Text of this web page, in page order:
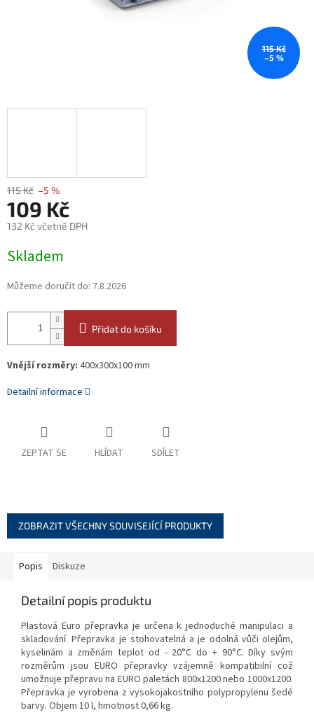
115 Kč
–5 %
115 Kč –5 %
109 Kč
132 Kč včetně DPH
cena:
Skladem
Můžeme doručit do: 7.8.2026
Přidat do košíku
Vnější rozměry: 400x300x100 mm
Detailní informace
ZEPTAT SE HLÍDAT SDÍLET
ZOBRAZIT VŠECHNY SOUVISEJÍCÍ PRODUKTY
Popis Diskuze
Detailní popis produktu
Plastová Euro přepravka je určena k jednoduché manipulaci a
skladování. Přepravka je stohovatelná a je odolná vůči olejům,
kyselinám a změnám teplot od - 20°C do + 90°C. Díky svým
rozměrům jsou EURO přepravky vzájemně kompatibilní což
umožnuje přepravu na EURO paletách 800x1200 nebo 1000x1200.
Přepravka je vyrobena z vysokojakostního polypropylenu šedé
barvy. Objem 10 l, hmotnost 0,66 kg.